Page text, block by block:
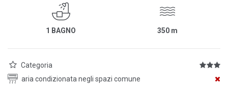
1 BAGNO 350 m
Categoria
aria condizionata negli spazi comune